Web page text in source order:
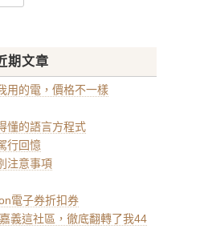
期文章
用的電，價格不一樣
懂的語言方程式
行回憶
注意事項
電子券折扣券
義這社區，徹底翻轉了我44